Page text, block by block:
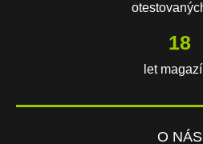
18
let
O NÁS